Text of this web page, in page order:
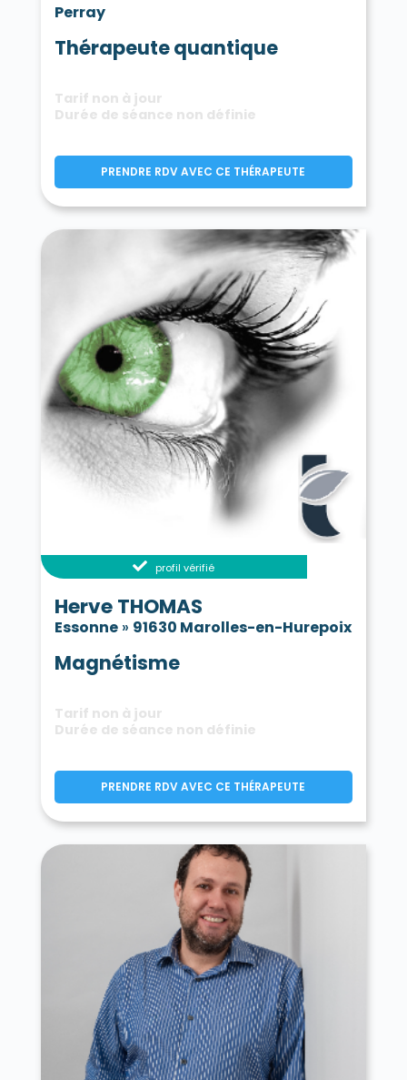
Perray
Thérapeute quantique
Tarif non à jour
Durée de séance non définie
PRENDRE RDV AVEC CE THÉRAPEUTE
profil vérifié
Herve THOMAS
Essonne» 91630 Marolles-en-Hurepoix
Magnétisme
Tarif non à jour
Durée de séance non définie
PRENDRE RDV AVEC CE THÉRAPEUTE